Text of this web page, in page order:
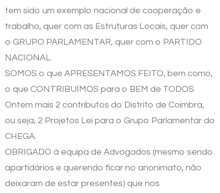
tem sido um exemplo nacional de cooperação e
trabalho, quer com as Estruturas Locais, quer com
o GRUPO PARLAMENTAR, quer com o PARTIDO
NACIONAL.
SOMOS o que APRESENTAMOS FEITO, bem como,
o que CONTRIBUÍMOS para o BEM de TODOS.
Ontem mais 2 contributos do Distrito de Coimbra,
ou seja, 2 Projetos Lei para o Grupo Parlamentar do
CHEGA.
OBRIGADO à equipa de Advogados (mesmo sendo
apartidários e querendo ficar no anonimato, não
deixaram de estar presentes) que nos